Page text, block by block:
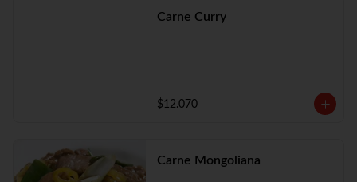
Carne Curry
$12.070
Carne Mongoliana